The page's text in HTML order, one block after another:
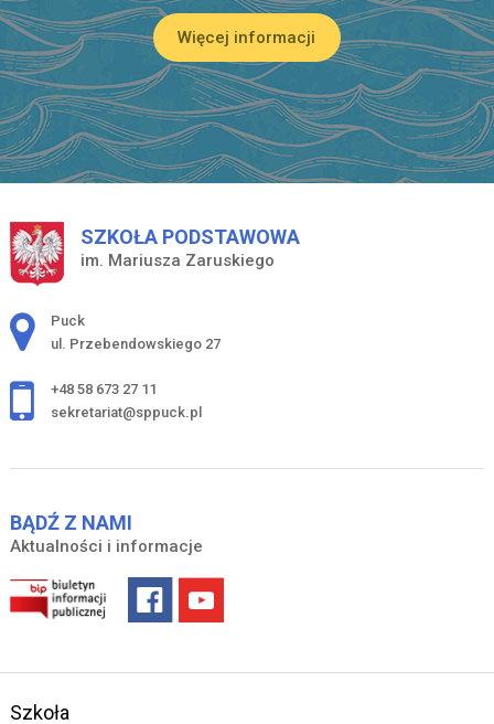
Więcej informacji
SZKOŁA PODSTAWOWA
im. Mariusza Zaruskiego
Adres pocztowy:
Puck
ul. Przebendowskiego 27
+48 58 673 27 11
sekretariat@sppuck.pl
BĄDŹ Z NAMI
Aktualności i informacje
Szkoła